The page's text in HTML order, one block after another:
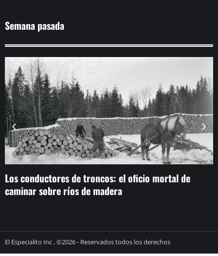
Semana pasada
Los conductores de troncos: el oficio mortal de
caminar sobre ríos de madera
El Especialito Inc , ©2026 - Reservados todos los derechos